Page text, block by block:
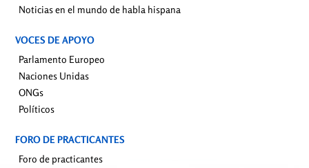
Noticias en el mundo de habla hispana
VOCES DE APOYO
Parlamento Europeo
Naciones Unidas
ONGs
Políticos
FORO DE PRACTICANTES
Foro de practicantes